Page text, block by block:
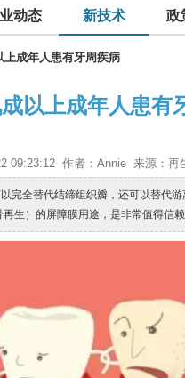
动态 新技术 政
上成年人患有牙周疾病
以上成年人患有
09:23:12 作者：Annie 来源：再
完全替代结缔组织瓣，还可以替代
生）的屏障膜用途，是非常值得信